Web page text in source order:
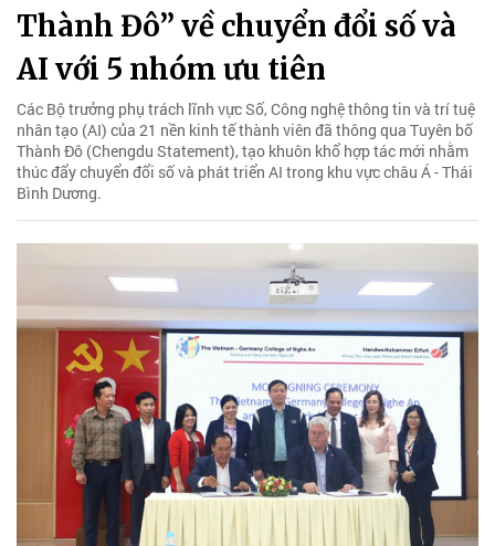
Thành Đô” về chuyển đổi số và
AI với 5 nhóm ưu tiên
Các Bộ trưởng phụ trách lĩnh vực Số, Công nghệ thông tin và trí tuệ
nhân tạo (AI) của 21 nền kinh tế thành viên đã thông qua Tuyên bố
Thành Đô (Chengdu Statement), tạo khuôn khổ hợp tác mới nhằm
thúc đẩy chuyển đổi số và phát triển AI trong khu vực châu Á - Thái
Bình Dương.